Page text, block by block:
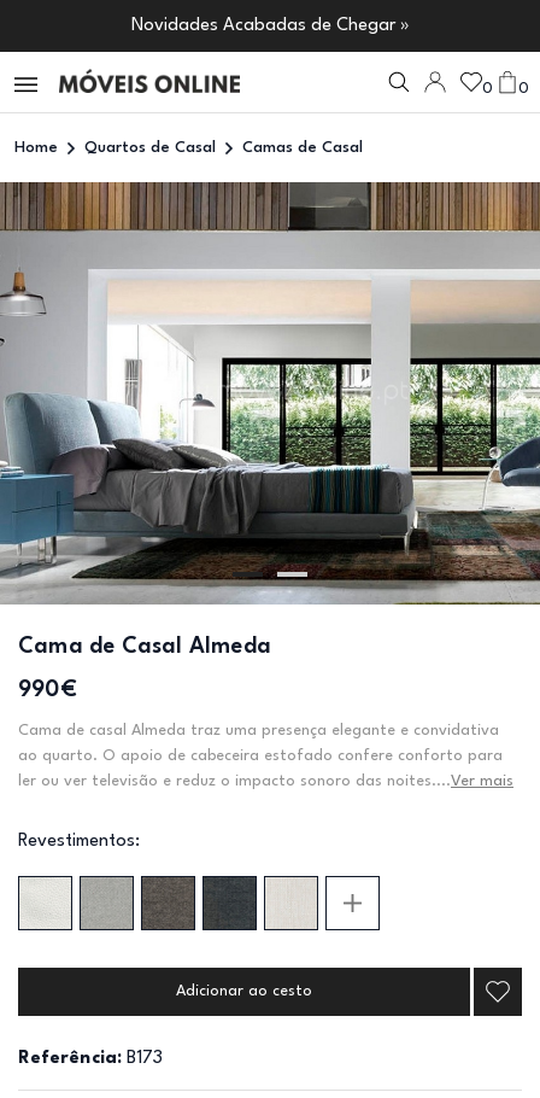
Novidades Acabadas de Chegar »
0 0
Home Quartos de Casal Camas de Casal
Cama de Casal Almeda
990€
Cama de casal Almeda traz uma presença elegante e convidativa
ao quarto. O apoio de cabeceira estofado confere conforto para
ler ou ver televisão e reduz o impacto sonoro das noites....Ver mais
Revestimentos:
Adicionar ao cesto
Referência: B173